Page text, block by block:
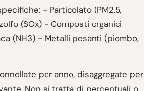
- Particolato (PM2.5,
(SOx) - Composti organici
(NH3) - Metalli pesanti (piombo,
per anno, disaggregate per
Non si tratta di percentuali o